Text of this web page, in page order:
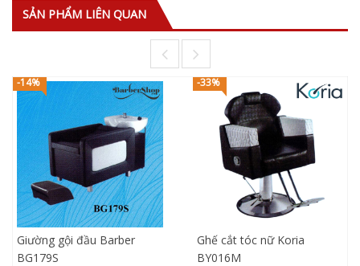
SẢN PHẨM LIÊN QUAN
-14%
Giường gội đầu Barber
BG179S
-33%
Ghế cắt tóc nữ Koria
BY016M